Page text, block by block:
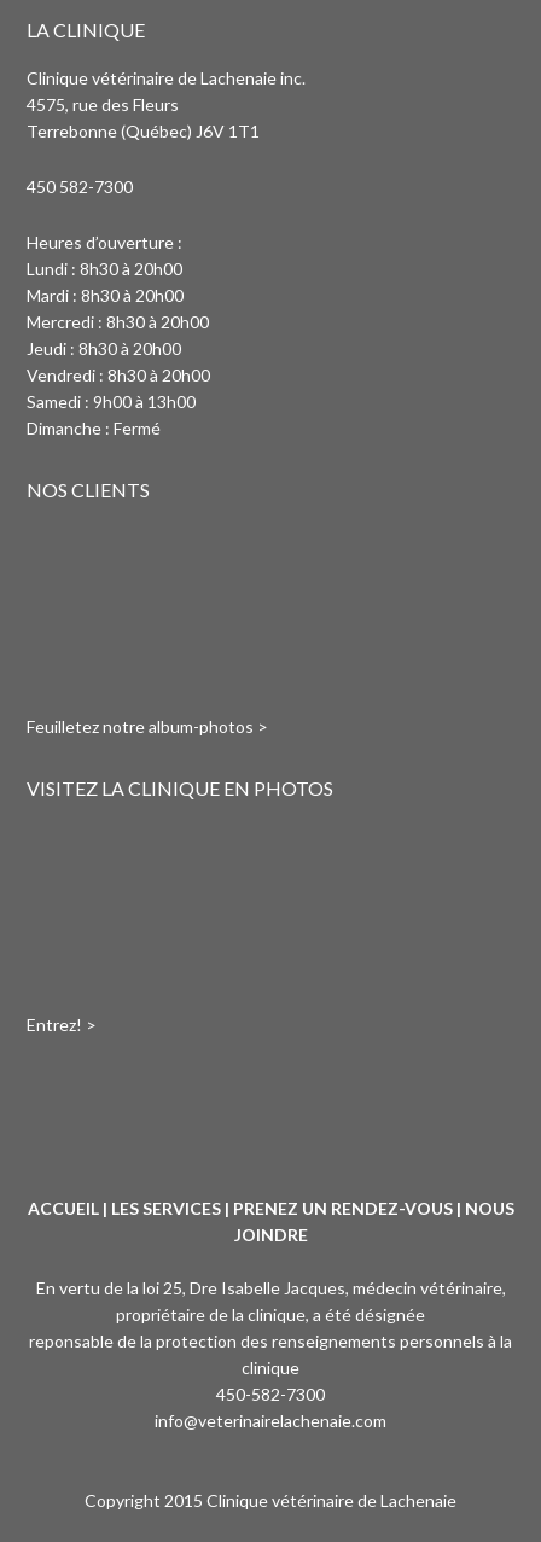
LA CLINIQUE
Clinique vétérinaire de Lachenaie inc.
4575, rue des Fleurs
Terrebonne (Québec) J6V 1T1
450 582-7300
Heures d’ouverture :
Lundi : 8h30 à 20h00
Mardi : 8h30 à 20h00
Mercredi : 8h30 à 20h00
Jeudi : 8h30 à 20h00
Vendredi : 8h30 à 20h00
Samedi : 9h00 à 13h00
Dimanche : Fermé
NOS CLIENTS
Feuilletez notre album-photos >
VISITEZ LA CLINIQUE EN PHOTOS
Entrez! >
ACCUEIL| LES SERVICES| PRENEZ UN RENDEZ-VOUS| NOUS
JOINDRE
En vertu de la loi 25, Dre Isabelle Jacques, médecin vétérinaire,
propriétaire de la clinique, a été désignée
reponsable de la protection des renseignements personnels à la
clinique
450-582-7300
info@veterinairelachenaie.com
Copyright 2015 Clinique vétérinaire de Lachenaie